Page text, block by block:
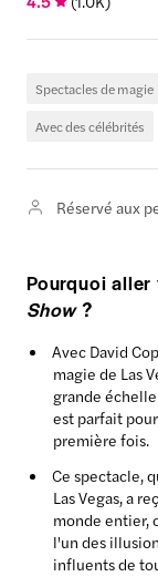
Spectacles de magie
Avec des célébrités
Réservé aux
Pourquoi aller
Show?
Avec David
magie de Las
grande
est parfait
première fois.
Ce spectacle,
Las Vegas, a
monde entier,
l'un des
influents de